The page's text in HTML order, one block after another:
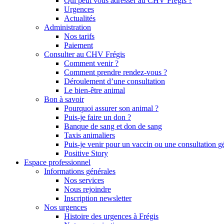
Urgences
Actualités
Administration
Nos tarifs
Paiement
Consulter au CHV Frégis
Comment venir ?
Comment prendre rendez-vous ?
Déroulement d’une consultation
Le bien-être animal
Bon à savoir
Pourquoi assurer son animal ?
Puis-je faire un don ?
Banque de sang et don de sang
Taxis animaliers
Puis-je venir pour un vaccin ou une consultation
Positive Story
Espace professionnel
Informations générales
Nos services
Nous rejoindre
Inscription newsletter
Nos urgences
Histoire des urgences à Frégis